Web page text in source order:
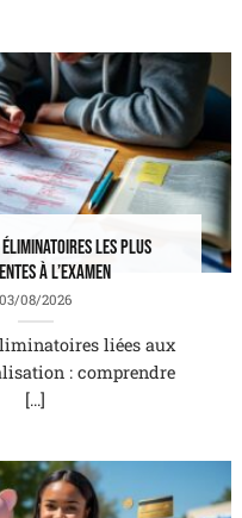
les plus
à l’examen
03/08/2026
liées aux
: comprendre
[...]